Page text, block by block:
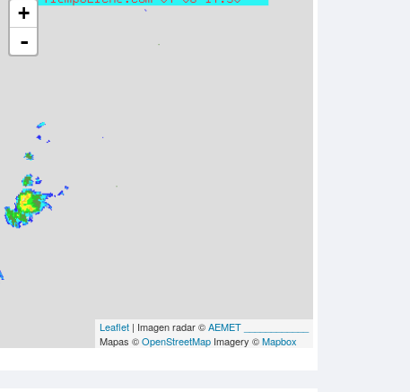
+
-
Leaflet | Imagen radar ©AEMET ____________
Mapas ©OpenStreetMap Imagery ©Mapbox